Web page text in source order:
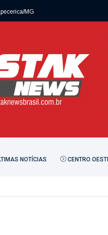
MG
NOTÍCIAS CENTRO